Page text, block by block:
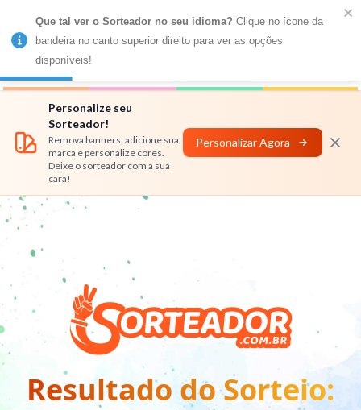
MENU
Números
Personalize seu
Sorteador!
Remova banners, adicione sua
marca e personalize cores.
Deixe o sorteador com a sua
cara!
Personalizar Agora
Resultado do Sorteio:
Que tal ver o Sorteador no seu idioma? Clique no ícone da
bandeira no canto superior direito para ver as opções
disponíveis!